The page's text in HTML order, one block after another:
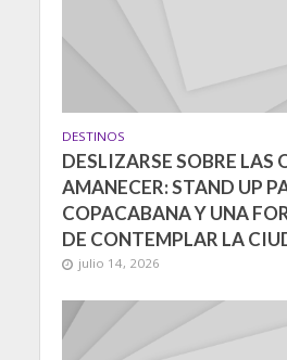
DESTINOS
DESLIZARSE SOBRE LAS
AMANECER: STAND UP
COPACABANA Y UNA
DE CONTEMPLAR LA
julio 14, 2026